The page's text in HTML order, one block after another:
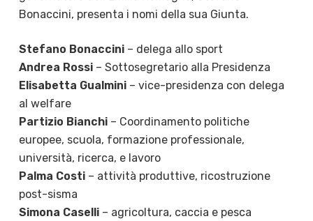
Bonaccini, presenta i nomi della sua Giunta.
Stefano Bonaccini– delega allo sport
Andrea Rossi– Sottosegretario alla Presidenza
Elisabetta Gualmini– vice-presidenza con delega
al welfare
Partizio Bianchi– Coordinamento politiche
europee, scuola, formazione professionale,
università, ricerca, e lavoro
Palma Costi– attività produttive, ricostruzione
post-sisma
Simona Caselli– agricoltura, caccia e pesca